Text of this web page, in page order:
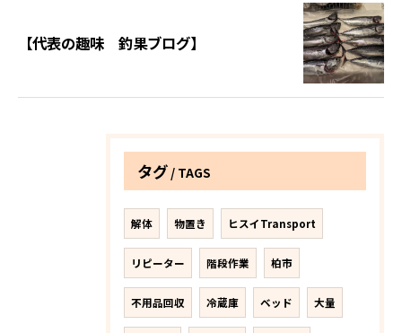
【代表の趣味 釣果ブログ】
タグ TAGS
解体 物置き ヒスイTransport
リピーター 階段作業 柏市
不用品回収 冷蔵庫 ベッド 大量